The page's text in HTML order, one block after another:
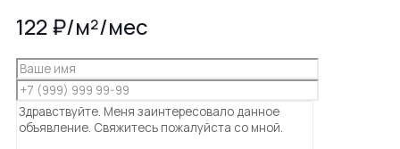
122 ₽/м²/мес